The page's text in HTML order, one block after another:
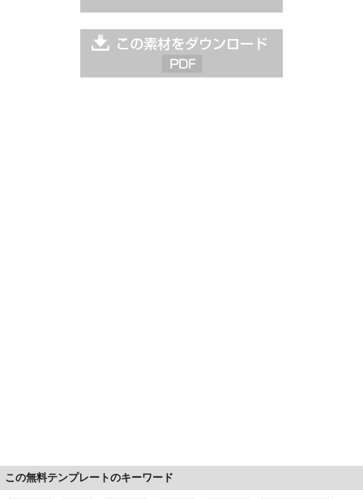
この無料テンプレートのキーワード